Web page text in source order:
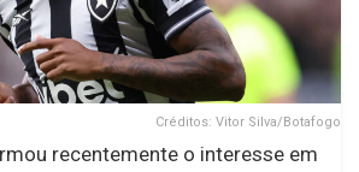
Créditos: Vitor Silva/Botafogo
recentemente o interesse em